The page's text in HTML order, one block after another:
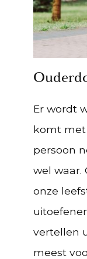
Er wordt
komt met
persoon
wel waar.
onze
vertellen
meest